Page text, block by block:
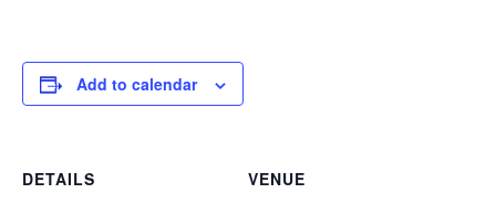
Add to calendar
DETAILS
VENUE